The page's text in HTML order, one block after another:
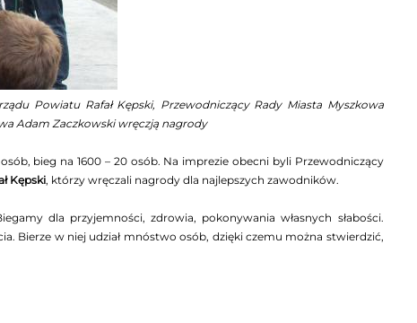
Powiatu Rafał Kępski, Przewodniczący Rady Miasta Myszkowa
Adam Zaczkowski wręczją nagrody
bieg na 1600 – 20 osób. Na imprezie obecni byli Przewodniczący
Kępski, którzy wręczali nagrody dla najlepszych zawodników.
dla przyjemności, zdrowia, pokonywania własnych słabości.
Bierze w niej udział mnóstwo osób, dzięki czemu można stwierdzić,